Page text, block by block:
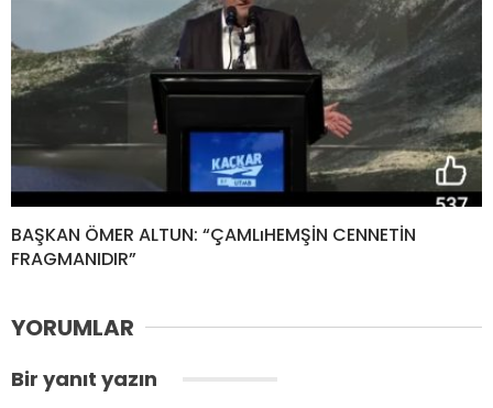
BAŞKAN ÖMER ALTUN: “ÇAMLıHEMŞİN CENNETİN
FRAGMANIDIR”
YORUMLAR
Bir yanıt yazın